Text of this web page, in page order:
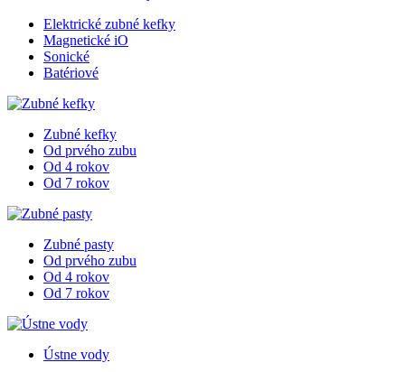
Elektrické zubné kefky
Magnetické iO
Sonické
Batériové
Zubné kefky
Od prvého zubu
Od 4 rokov
Od 7 rokov
Zubné pasty
Od prvého zubu
Od 4 rokov
Od 7 rokov
Ústne vody